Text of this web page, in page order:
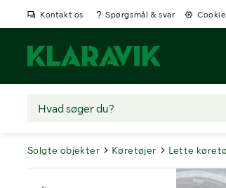
Kontakt os Spørgsmål & svar
Solgte objekter Køretøjer Lette